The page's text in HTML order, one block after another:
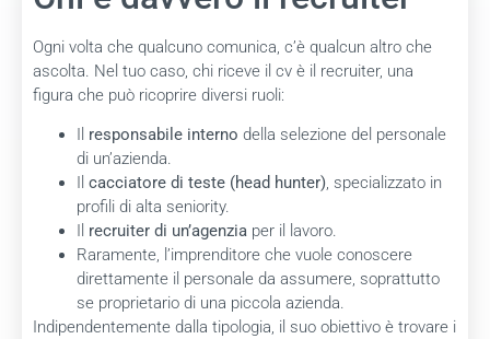
Ogni volta che qualcuno comunica, c’è qualcun altro che
ascolta. Nel tuo caso, chi riceve il cv è il recruiter, una
figura che può ricoprire diversi ruoli:
responsabile interno della selezione del personale
di un’azienda.
cacciatore di teste (head hunter), specializzato in
profili di alta seniority.
recruiter di un’agenzia per il lavoro.
Raramente, l’imprenditore che vuole conoscere
direttamente il personale da assumere, soprattutto
se proprietario di una piccola azienda.
Indipendentemente dalla tipologia, il suo obiettivo è trovare i